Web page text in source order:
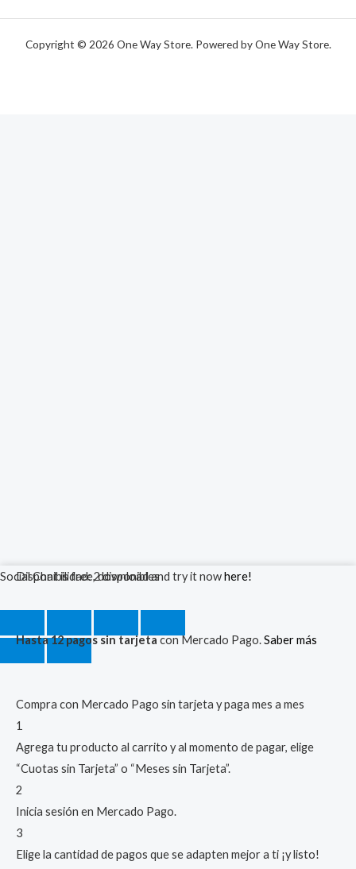
Copyright © 2026 One Way Store. Powered by One Way Store.
Disponibilidad:2 disponibles
Hasta 12 pagos sin tarjetacon Mercado Pago.Saber más
Compra con Mercado Pago sin tarjeta y paga mes a mes
1
Agrega tu producto al carrito y al momento de pagar, elige
“Cuotas sin Tarjeta” o “Meses sin Tarjeta”.
2
Inicia sesión en Mercado Pago.
3
Elige la cantidad de pagos que se adapten mejor a ti ¡y listo!
Mini
Retroiluminado
Recargable
cantidad
Social Chat is free, download and try it nowhere!